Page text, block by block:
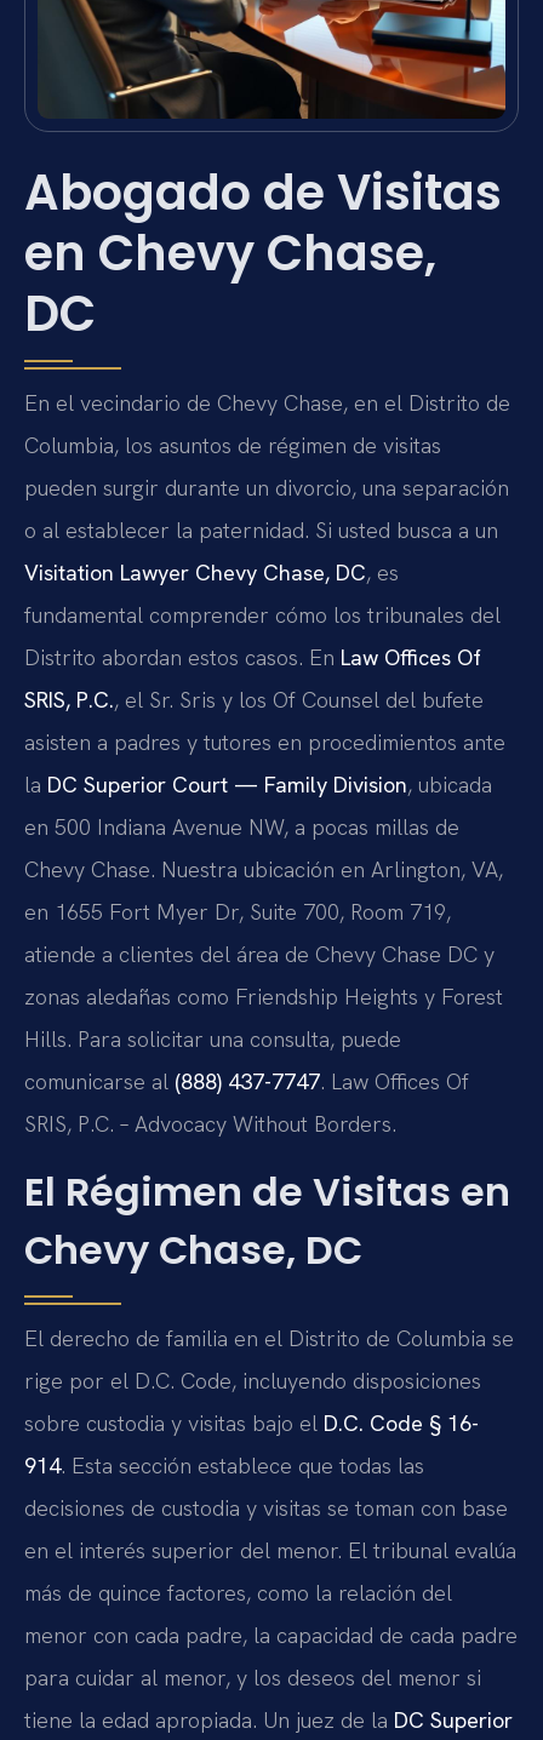
Abogado de Visitas
en Chevy Chase,
DC
En el vecindario de Chevy Chase, en el Distrito de
Columbia, los asuntos de régimen de visitas
pueden surgir durante un divorcio, una separación
o al establecer la paternidad. Si usted busca a un
Visitation Lawyer Chevy Chase, DC, es
fundamental comprender cómo los tribunales del
Distrito abordan estos casos. En Law Offices Of
SRIS, P.C., el Sr. Sris y los Of Counsel del bufete
asisten a padres y tutores en procedimientos ante
la DC Superior Court — Family Division, ubicada
en 500 Indiana Avenue NW, a pocas millas de
Chevy Chase. Nuestra ubicación en Arlington, VA,
en 1655 Fort Myer Dr, Suite 700, Room 719,
atiende a clientes del área de Chevy Chase DC y
zonas aledañas como Friendship Heights y Forest
Hills. Para solicitar una consulta, puede
comunicarse al (888) 437-7747. Law Offices Of
SRIS, P.C. – Advocacy Without Borders.
El Régimen de Visitas en
Chevy Chase, DC
El derecho de familia en el Distrito de Columbia se
rige por el D.C. Code, incluyendo disposiciones
sobre custodia y visitas bajo el D.C. Code § 16-
914. Esta sección establece que todas las
decisiones de custodia y visitas se toman con base
en el interés superior del menor. El tribunal evalúa
más de quince factores, como la relación del
menor con cada padre, la capacidad de cada padre
para cuidar al menor, y los deseos del menor si
tiene la edad apropiada. Un juez de la DC Superior